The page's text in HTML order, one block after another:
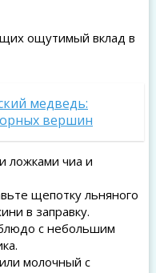
ощутимый вклад в
медведь:
вершин
ложками чиа и
щепотку льняного
в заправку.
с небольшим
молочный с